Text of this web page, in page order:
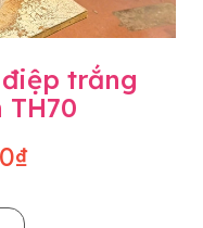
trắng
TH70